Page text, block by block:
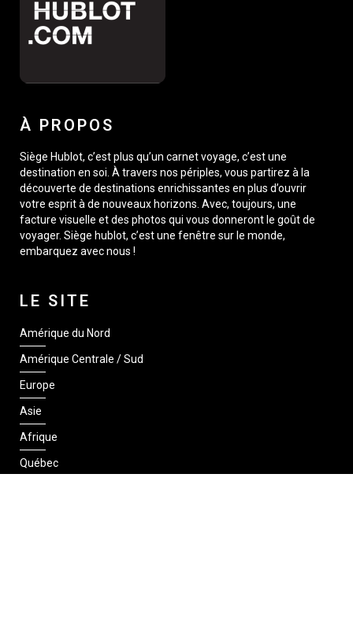
À PROPOS
Siège Hublot, c’est plus qu’un carnet voyage, c’est une
destination en soi. À travers nos périples, vous partirez à la
découverte de destinations enrichissantes en plus d’ouvrir
votre esprit à de nouveaux horizons. Avec, toujours, une
facture visuelle et des photos qui vous donneront le goût de
voyager. Siège hublot, c’est une fenêtre sur le monde,
embarquez avec nous !
LE SITE
Amérique du Nord
Amérique Centrale / Sud
Europe
Asie
Afrique
Québec